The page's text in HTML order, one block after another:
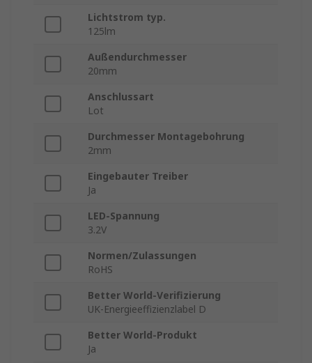
Lichtstrom typ.
125lm
Außendurchmesser
20mm
Anschlussart
Lot
Durchmesser Montagebohrung
2mm
Eingebauter Treiber
Ja
LED-Spannung
3.2V
Normen/Zulassungen
RoHS
Better World-Verifizierung
UK-Energieeffizienzlabel D
Better World-Produkt
Ja